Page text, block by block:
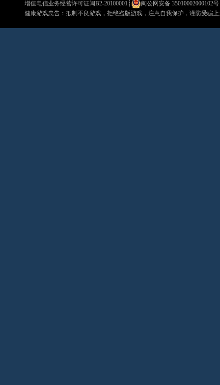
增值电信业务经营许可证闽B2-20100001 ┊ 闽公网安备 35010002000102号
健康游戏忠告：抵制不良游戏，拒绝盗版游戏，注意自我保护，谨防受骗